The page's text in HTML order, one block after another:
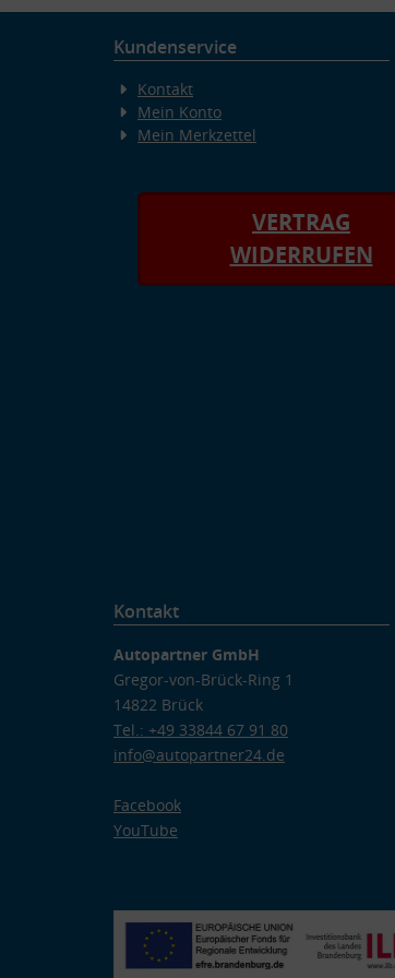
Kundenservice
Kontakt
Mein Konto
Mein Merkzettel
VERTRAG
WIDERRUFEN
Kontakt
Autopartner GmbH
Gregor-von-Brück-Ring 1
14822 Brück
Tel.: +49 33844 67 91 80
info@autopartner24.de
Facebook
YouTube